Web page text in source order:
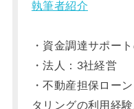
執筆者紹介
・資金調達サポー
・法人：3社経営
・不動産担保ロー
タリングの利用経験